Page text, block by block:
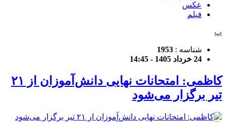
عکس
فیلم
پ
شناسه : 1953
24 خرداد 1405 - 14:45
کاظمی: امتحانات نهایی دانش‌آموزان از ۲۱
تیر برگزار می‌شود